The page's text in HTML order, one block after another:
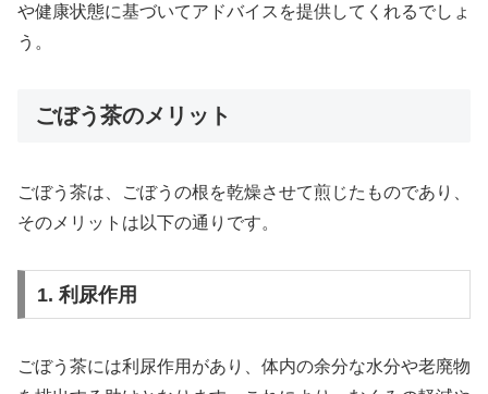
や健康状態に基づいてアドバイスを提供してくれるでしょ
う。
ごぼう茶のメリット
ごぼう茶は、ごぼうの根を乾燥させて煎じたものであり、
そのメリットは以下の通りです。
1. 利尿作用
ごぼう茶には利尿作用があり、体内の余分な水分や老廃物